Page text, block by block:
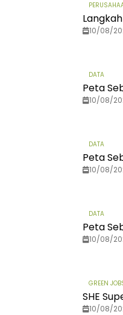
10/08/
DATA
Peta
10/08/
DATA
Peta
10/08/
DATA
Peta
10/08/
GREEN
SHE
10/08/